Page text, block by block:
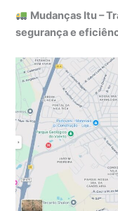
Mudanças Itu –
segurança e